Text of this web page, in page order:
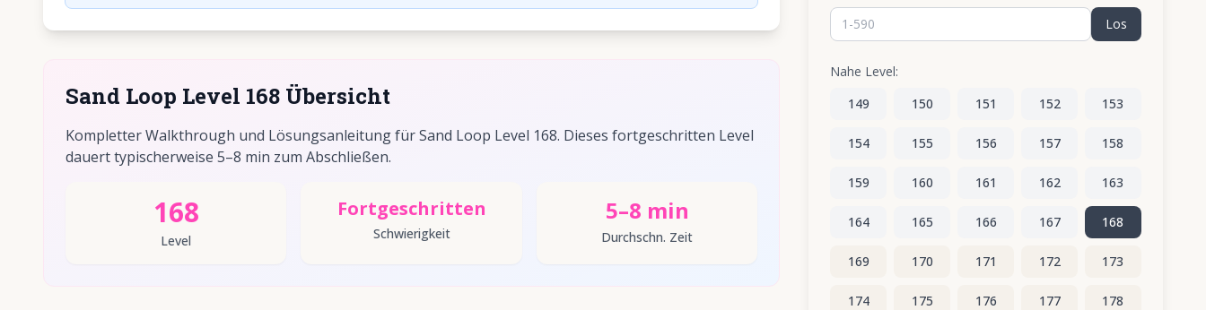
Sand Loop Level 168 Übersicht
Kompletter Walkthrough und Lösungsanleitung für Sand Loop Level 168. Dieses fortgeschritten Level
dauert typischerweise 5–8 min zum Abschließen.
168
Level
Fortgeschritten
Schwierigkeit
5–8 min
Durchschn. Zeit
Los
Nahe Level:
149
150 151 152 153
154 155 156 157 158
159 160 161 162 163
164 165 166 167 168
169 170 171 172 173
174 175 176 177 178